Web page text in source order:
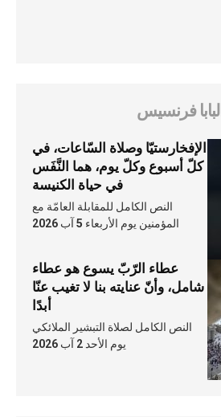
البابا فرنسيس
الإفخارستيّا وصلاة السّاعات، في
كلّ أسبوع وكلّ يوم، هما النَّفَس
في حياة الكنيسة
النص الكامل للمقابلة العامّة مع
المؤمنين يوم الأربعاء 5 آب 2026
عطاء الرّبّ يسوع هو عطاء
شامل، وأنّ عنايته بنا لا تغيب عنّا
أبدًا
النص الكامل لصلاة التبشير الملائكي
يوم الأحد 2 آب 2026